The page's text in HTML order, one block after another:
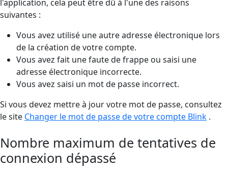
l'application, cela peut être dû à l'une des raisons
suivantes :
Vous avez utilisé une autre adresse électronique lors
de la création de votre compte.
Vous avez fait une faute de frappe ou saisi une
adresse électronique incorrecte.
Vous avez saisi un mot de passe incorrect.
Si vous devez mettre à jour votre mot de passe, consultez
le site Changer le mot de passe de votre compte Blink .
Nombre maximum de tentatives de
connexion dépassé